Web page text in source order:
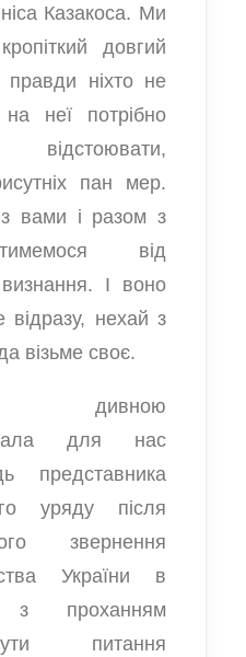
Казакоса. Ми
довгий
ніхто не
неї потрібно
пан мер.
вами і разом з
від
І воно
нехай з
візьме своє.
дивною
для нас
представника
уряду після
звернення
України в
з проханням
питання